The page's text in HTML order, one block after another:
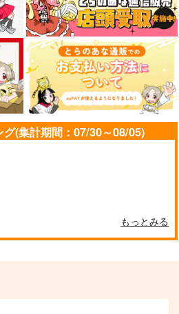
ないこの気持
編
雄×日向翔陽
（税込）
及川徹×影山飛雄
(集計期間：07/30～08/05)
もっとみる